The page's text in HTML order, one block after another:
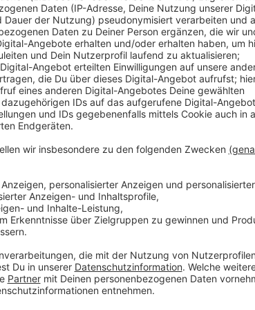
In Moers geht die Investorensuche für das alte
das Land als Eigentümer das Bieterverfahren
Monats. Dabei geht es nicht nur um die höchste
einige Vorgaben erfüllen. Wie viele Angebote
wartet dringend auf die geplanten neuen
Lage. Zuletzt gab es Vorstöße aus der Politik, dass
große Bedeutung, die Fläche eigenständig zu
Anzeige
Grundstück liegt seit sieben Jahren brach
Anzeige
Die Pläne für das frühere Finanzamt-Areal waren
vorherige Investor doch noch abgesprungen ist. Er
geplant. Mittlerweile hat die Stadt das Konzept